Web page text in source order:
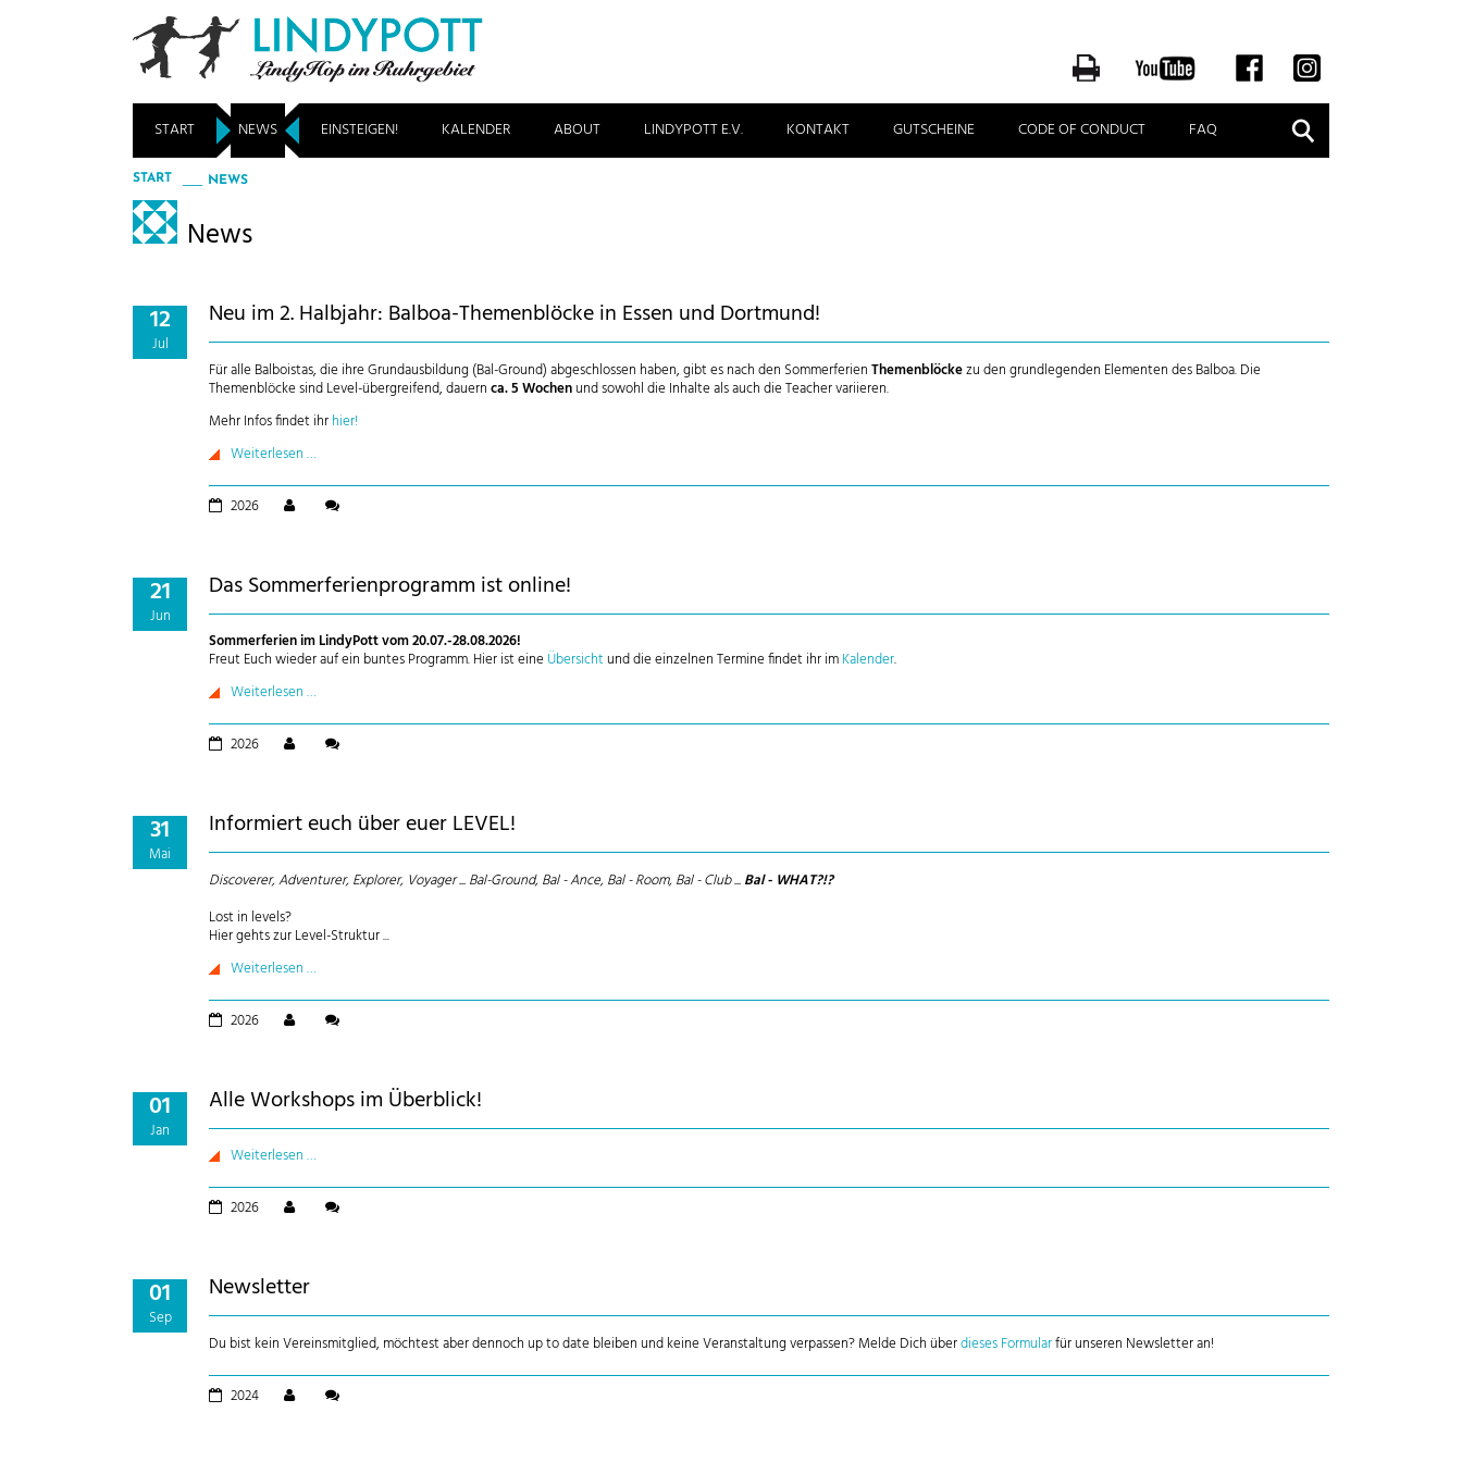
START NEWS EINSTEIGEN! KALENDER ABOUT LINDYPOTT E.V. KONTAKT GUTSCHEINE CODE OF CONDUCT FAQ Suche
START NEWS
News
12
Jul
Neu im 2. Halbjahr: Balboa-Themenblöcke in Essen und Dortmund!
Für alle Balboistas, die ihre Grundausbildung (Bal-Ground) abgeschlossen haben, gibt es nach den SommerferienThemenblöckezu den grundlegenden Elementen des Balboa. Die
Themenblöcke sind Level-übergreifend, dauernca. 5 Wochenund sowohl die Inhalte als auch die Teacher variieren.
Mehr Infos findet ihrhier!
Weiterlesen …
2026
21
Jun
Das Sommer­ferien­programm ist online!
Sommerferien im LindyPott vom 20.07.-28.08.2026!
Freut Euch wieder auf ein buntes Programm. Hier ist eine Übersichtund die einzelnen Termine findet ihr imKalender.
Weiterlesen …
2026
31
Mai
Informiert euch über euer LEVEL!
Discoverer, Adventurer, Explorer, Voyager ... Bal-Ground, Bal - Ance, Bal - Room, Bal - Club ...Bal - WHAT?!?
Lost in levels?
Hier gehts zur Level-Struktur ...
Weiterlesen …
2026
01
Jan
Alle Workshops im Überblick!
Weiterlesen …
2026
01
Sep
Newsletter
Du bist kein Vereinsmitglied, möchtest aber dennoch up to date bleiben und keine Veranstaltung verpassen? Melde Dich überdieses Formularfür unseren Newsletter an!
2024